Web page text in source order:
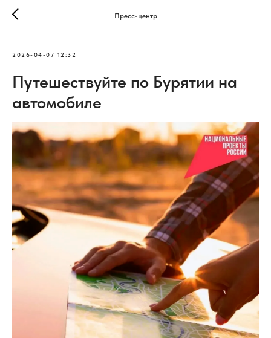
Пресс-центр
2026-04-07 12:32
Путешествуйте по Бурятии на
автомобиле